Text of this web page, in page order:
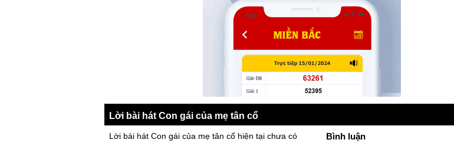
Lời bài hát Con gái của mẹ tân cổ
Lời bài hát Con gái của mẹ tân cổ hiện tại chưa có
Bình luận